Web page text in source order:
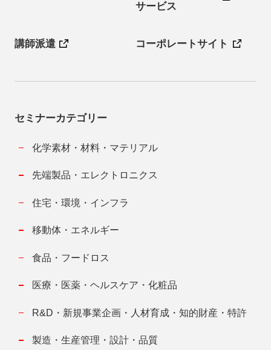
サービス
講師派遣 コーポレートサイト
セミナーカテゴリー
化学素材・材料・マテリアル
先端製品・エレクトロニクス
住宅・環境・インフラ
移動体・エネルギー
食品・フードロス
医療・医薬・ヘルスケア・化粧品
R&D・新規事業企画・人材育成・知的財産・特許
製造・生産管理・設計・品質